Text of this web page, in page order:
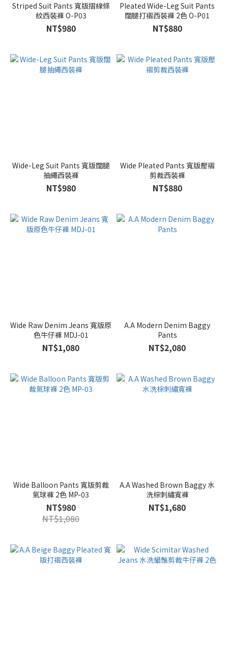
Striped Suit Pants 寬版摺線條
紋西裝褲 O-P03
NT$980
Pleated Wide-Leg Suit Pants
闊腿打褶西裝褲 2色 O-P01
NT$880
Wide-Leg Suit Pants 寬版闊腿
抽繩西裝褲
NT$980
Wide Pleated Pants 寬版壓褶
剪裁西裝褲
NT$880
Wide Raw Denim Jeans 寬版原
色牛仔褲 MDJ-01
NT$1,080
A.A Modern Denim Baggy
Pants
NT$2,080
Wide Balloon Pants 寬版剪裁
氣球褲 2色 MP-03
NT$980
NT$1,080
A.A Washed Brown Baggy 水
洗棕刺繡寬褲
NT$1,680